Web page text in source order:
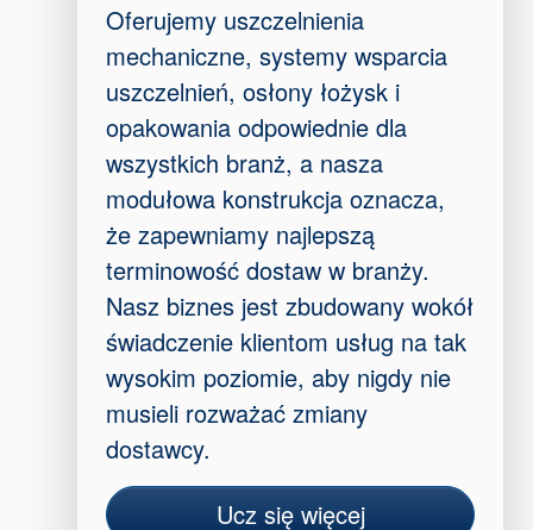
Oferujemy uszczelnienia
mechaniczne, systemy wsparcia
uszczelnień, osłony łożysk i
opakowania odpowiednie dla
wszystkich branż, a nasza
modułowa konstrukcja oznacza,
że ​​zapewniamy najlepszą
terminowość dostaw w branży.
Nasz biznes jest zbudowany wokół
świadczenie klientom usług na tak
wysokim poziomie, aby nigdy nie
musieli rozważać zmiany
dostawcy.
Ucz się więcej